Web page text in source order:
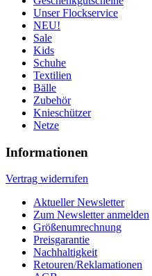
Unser Flockservice
NEU!
Sale
Kids
Schuhe
Textilien
Bälle
Zubehör
Knieschützer
Netze
Informationen
Vertrag widerrufen
Aktueller Newsletter
Zum Newsletter anmelden
Größenumrechnung
Preisgarantie
Nachhaltigkeit
Retouren/Reklamationen